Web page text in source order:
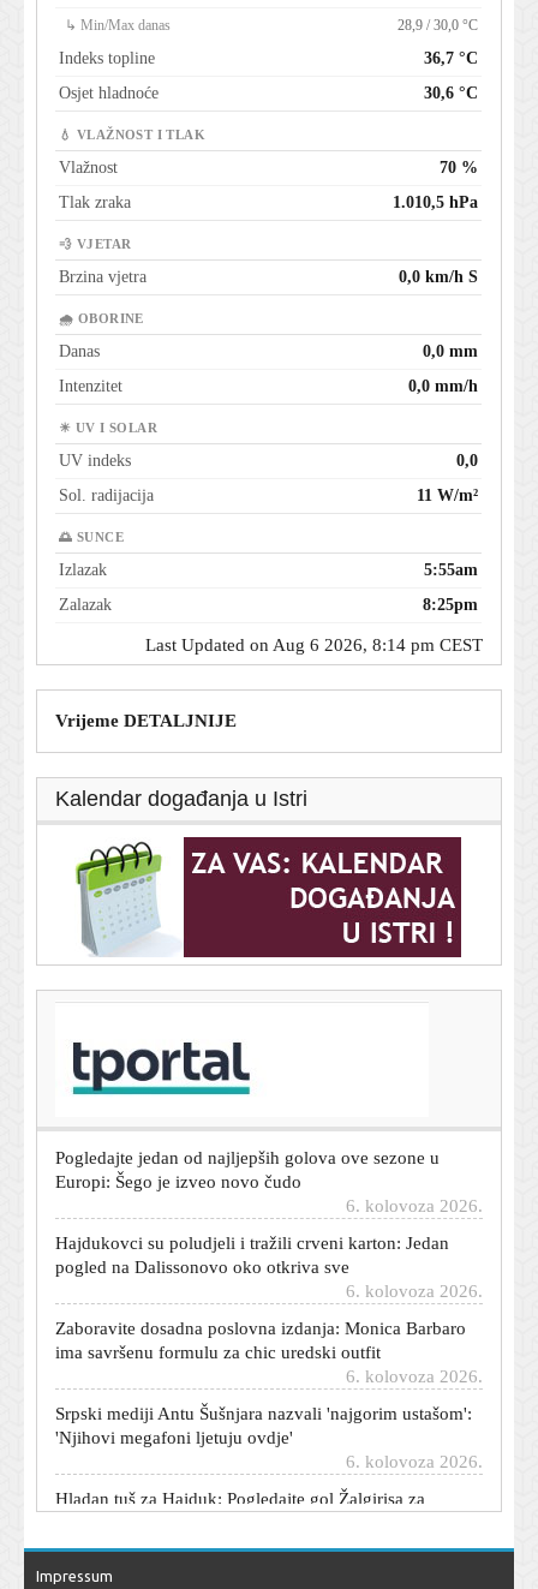
↳ Min/Max danas 28,9 / 30,0 °C
Indeks topline
36,7 °C
Osjet hladnoće
30,6 °C
💧 VLAŽNOST I TLAK
Vlažnost
70 %
Tlak zraka
1.010,5 hPa
💨 VJETAR
Brzina vjetra 0,0 km/h S
🌧 OBORINE
Danas
0,0 mm
Intenzitet
0,0 mm/h
☀ UV I SOLAR
UV indeks
0,0
Sol. radijacija
11 W/m²
🌅 SUNCE
Izlazak
5:55am
Zalazak
8:25pm
Last Updated on Aug 6 2026, 8:14 pm CEST
Vrijeme DETALJNIJE
Kalendar događanja u Istri
Mario Carević nije mogao biti iskreniji: 'Ostali smo
dužni, a sami sebi smo nepoznanica'
Pogledajte jedan od najljepših golova ove sezone u
Europi: Šego je izveo novo čudo
Hajdukovci su poludjeli i tražili crveni karton: Jedan
pogled na Dalissonovo oko otkriva sve
6. kolovoza 2026.
Zaboravite dosadna poslovna izdanja: Monica Barbaro
ima savršenu formulu za chic uredski outfit
6. kolovoza 2026.
Srpski mediji Antu Šušnjara nazvali 'najgorim ustašom':
'Njihovi megafoni ljetuju ovdje'
Hladan tuš za Hajduk: Pogledajte gol Žalgirisa za
izjednačenje
opet poveli
Impressum